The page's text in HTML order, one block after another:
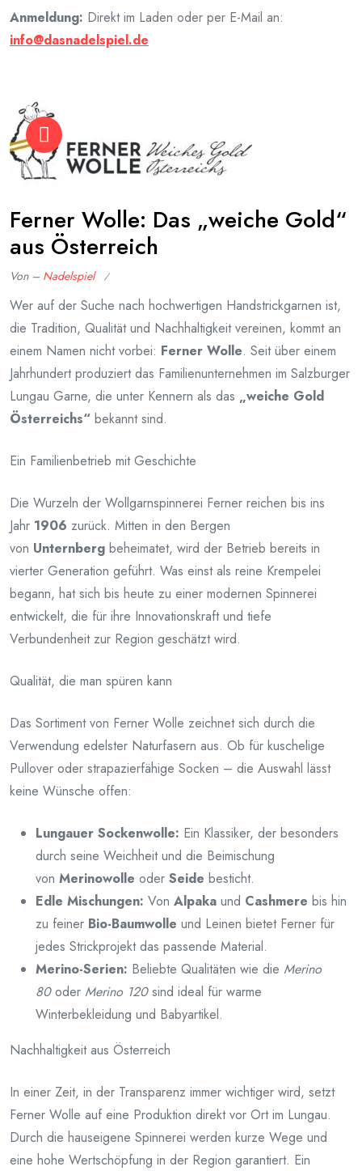
Anmeldung: Direkt im Laden oder per E-Mail an:
info@dasnadelspiel.de
Ferner Wolle: Das „weiche Gold“
aus Österreich
Von – Nadelspiel
am
Januar
27,
2026
Wer auf der Suche nach hochwertigen Handstrickgarnen ist,
die Tradition, Qualität und Nachhaltigkeit vereinen, kommt an
einem Namen nicht vorbei: Ferner Wolle. Seit über einem
Jahrhundert produziert das Familienunternehmen im Salzburger
Lungau Garne, die unter Kennern als das „weiche Gold
Österreichs“ bekannt sind.
Ein Familienbetrieb mit Geschichte
Die Wurzeln der Wollgarnspinnerei Ferner reichen bis ins
Jahr 1906 zurück. Mitten in den Bergen
von Unternberg beheimatet, wird der Betrieb bereits in
vierter Generation geführt. Was einst als reine Krempelei
begann, hat sich bis heute zu einer modernen Spinnerei
entwickelt, die für ihre Innovationskraft und tiefe
Verbundenheit zur Region geschätzt wird.
Qualität, die man spüren kann
Das Sortiment von Ferner Wolle zeichnet sich durch die
Verwendung edelster Naturfasern aus. Ob für kuschelige
Pullover oder strapazierfähige Socken – die Auswahl lässt
keine Wünsche offen:
Lungauer Sockenwolle: Ein Klassiker, der besonders
durch seine Weichheit und die Beimischung
von Merinowolle oder Seide besticht.
Edle Mischungen: Von Alpaka und Cashmere bis hin
zu feiner Bio-Baumwolle und Leinen bietet Ferner für
jedes Strickprojekt das passende Material.
Merino-Serien: Beliebte Qualitäten wie die Merino
80oder Merino 120sind ideal für warme
Winterbekleidung und Babyartikel.
Nachhaltigkeit aus Österreich
In einer Zeit, in der Transparenz immer wichtiger wird, setzt
Ferner Wolle auf eine Produktion direkt vor Ort im Lungau.
Durch die hauseigene Spinnerei werden kurze Wege und
eine hohe Wertschöpfung in der Region garantiert. Ein